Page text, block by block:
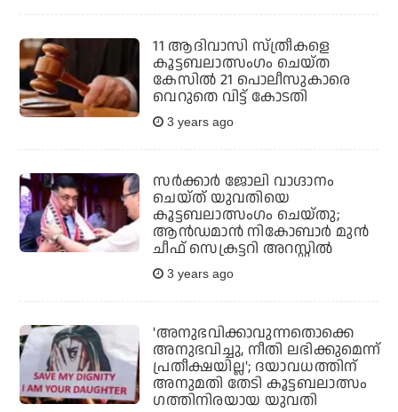
11 ആദിവാസി സ്ത്രീകളെ
കൂട്ടബലാത്സംഗം ചെയ്ത
കേസില്‍ 21 പൊലീസുകാരെ
വെറുതെ വിട്ട് കോടതി
3 years ago
സര്‍ക്കാര്‍ ജോലി വാഗ്ദാനം
ചെയ്ത് യുവതിയെ
കൂട്ടബലാത്സംഗം ചെയ്തു;
ആന്‍ഡമാന്‍ നികോബാര്‍ മുന്‍
ചീഫ് സെക്രട്ടറി അറസ്റ്റില്‍
3 years ago
'അനുഭവിക്കാവുന്നതൊക്കെ
അനുഭവിച്ചു, നീതി ലഭിക്കുമെന്ന്
പ്രതീക്ഷയില്ല'; ദയാവധത്തിന്
അനുമതി തേടി കൂട്ടബലാത്സം​
ഗത്തിനിരയായ യുവതി